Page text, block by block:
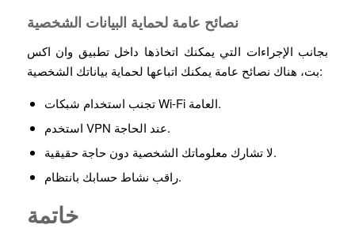
نصائح عامة لحماية البيانات الشخصية
بجانب الإجراءات التي يمكنك اتخاذها داخل تطبيق وان اكس
بت، هناك نصائح عامة يمكنك اتباعها لحماية بياناتك الشخصية:
تجنب استخدام شبكات Wi-Fi العامة.
استخدم VPN عند الحاجة.
لا تشارك معلوماتك الشخصية دون حاجة حقيقية.
راقب نشاط حسابك بانتظام.
خاتمة